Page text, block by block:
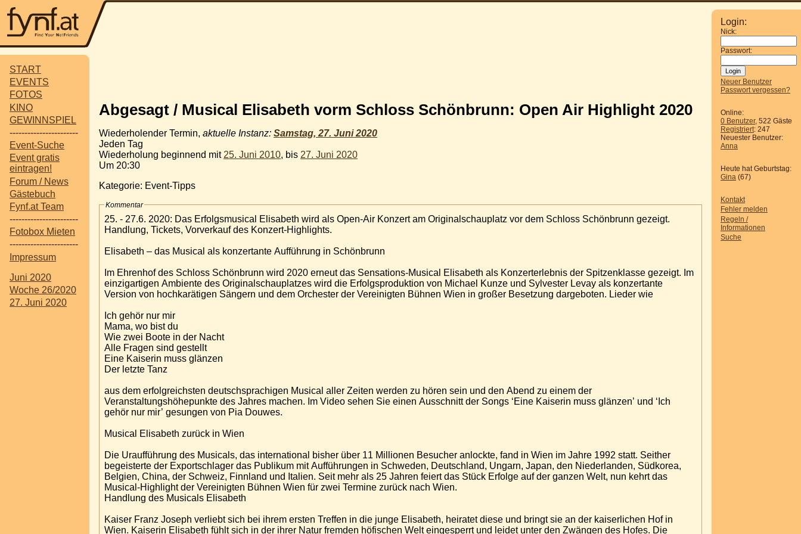
START
EVENTS
FOTOS
KINO
GEWINNSPIEL
-----------------------
Event-Suche
Event gratis
eintragen!
Forum / News
Gästebuch
Fynf.at Team
-----------------------
Fotobox Mieten
-----------------------
Impressum
Juni 2020
Woche 26/2020
27. Juni 2020
Login:
Nick:
Passwort:
Neuer Benutzer
Passwort vergessen?
Online:
0 Benutzer, 522 Gäste
Registriert: 247
Neuester Benutzer:
Anna
Heute hat Geburtstag:
Gina (67)
Kontakt
Fehler melden
Regeln /
Informationen
Suche
Abgesagt / Musical Elisabeth vorm Schloss Schönbrunn: Open Air Highlight 2020
Wiederholender Termin, aktuelle Instanz: Samstag, 27. Juni 2020
Jeden Tag
Wiederholung beginnend mit 25. Juni 2010, bis 27. Juni 2020
Um 20:30
Kategorie: Event-Tipps
Kommentar
25. - 27.6. 2020: Das Erfolgsmusical Elisabeth wird als Open-Air Konzert am Originalschauplatz vor dem Schloss Schönbrunn gezeigt.
Handlung, Tickets, Vorverkauf des Konzert-Highlights.
Elisabeth – das Musical als konzertante Aufführung in Schönbrunn
Im Ehrenhof des Schloss Schönbrunn wird 2020 erneut das Sensations-Musical Elisabeth als Konzerterlebnis der Spitzenklasse gezeigt. Im
einzigartigen Ambiente des Originalschauplatzes wird die Erfolgsproduktion von Michael Kunze und Sylvester Levay als konzertante
Version von hochkarätigen Sängern und dem Orchester der Vereinigten Bühnen Wien in großer Besetzung dargeboten. Lieder wie
Ich gehör nur mir
Mama, wo bist du
Wie zwei Boote in der Nacht
Alle Fragen sind gestellt
Eine Kaiserin muss glänzen
Der letzte Tanz
aus dem erfolgreichsten deutschsprachigen Musical aller Zeiten werden zu hören sein und den Abend zu einem der
Veranstaltungshöhepunkte des Jahres machen. Im Video sehen Sie einen Ausschnitt der Songs ‘Eine Kaiserin muss glänzen’ und ‘Ich
gehör nur mir’ gesungen von Pia Douwes.
Musical Elisabeth zurück in Wien
Die Uraufführung des Musicals, das international bisher über 11 Millionen Besucher anlockte, fand in Wien im Jahre 1992 statt. Seither
begeisterte der Exportschlager das Publikum mit Aufführungen in Schweden, Deutschland, Ungarn, Japan, den Niederlanden, Südkorea,
Belgien, China, der Schweiz, Finnland und Italien. Seit mehr als 25 Jahren feiert das Stück Erfolge auf der ganzen Welt, nun kehrt das
Musical-Highlight der Vereinigten Bühnen Wien für zwei Termine zurück nach Wien.
Handlung des Musicals Elisabeth
Kaiser Franz Joseph verliebt sich bei ihrem ersten Treffen in die junge Elisabeth, heiratet diese und bringt sie an der kaiserlichen Hof in
Wien. Kaiserin Elisabeth fühlt sich in der ihrer Natur fremden höfischen Welt eingesperrt und leidet unter den Zwängen des Hofes. Die